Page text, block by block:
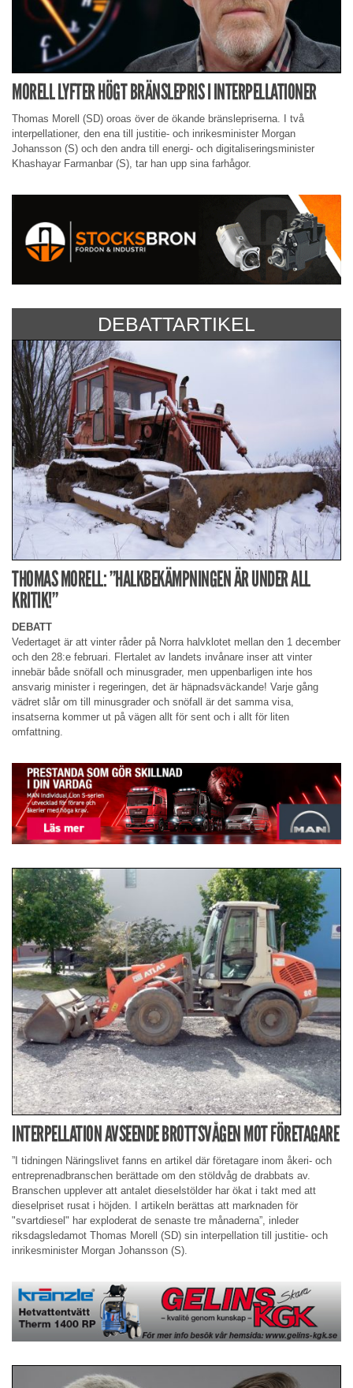
MORELL LYFTER HÖGT BRÄNSLEPRIS I INTERPELLATIONER
Thomas Morell (SD) oroas över de ökande bränslepriserna. I två
interpellationer, den ena till justitie- och inrikesminister Morgan
Johansson (S) och den andra till energi- och digitaliseringsminister
Khashayar Farmanbar (S), tar han upp sina farhågor.
DEBATTARTIKEL
THOMAS MORELL: ”HALKBEKÄMPNINGEN ÄR UNDER ALL
KRITIK!”
DEBATT
Vedertaget är att vinter råder på Norra halvklotet mellan den 1 december
och den 28:e februari. Flertalet av landets invånare inser att vinter
innebär både snöfall och minusgrader, men uppenbarligen inte hos
ansvarig minister i regeringen, det är häpnadsväckande! Varje gång
vädret slår om till minusgrader och snöfall är det samma visa,
insatserna kommer ut på vägen allt för sent och i allt för liten
omfattning.
INTERPELLATION AVSEENDE BROTTSVÅGEN MOT FÖRETAGARE
”I tidningen Näringslivet fanns en artikel där företagare inom åkeri- och
entreprenadbranschen berättade om den stöldvåg de drabbats av.
Branschen upplever att antalet dieselstölder har ökat i takt med att
dieselpriset rusat i höjden. I artikeln berättas att marknaden för
"svartdiesel" har exploderat de senaste tre månaderna”, inleder
riksdagsledamot Thomas Morell (SD) sin interpellation till justitie- och
inrikesminister Morgan Johansson (S).